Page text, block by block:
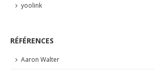
yoolink
RÉFÉRENCES
Aaron Walter